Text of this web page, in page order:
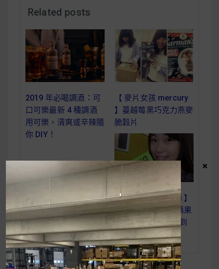
Related posts
2019 年必喝調酒：可
口可樂最新 4 種調酒
用可樂，清爽或辛辣隨
你 DIY！
【 麥片女孩 mercury
】蔓越莓黑巧克力燕麥
脆穀片
【 麥片女孩 yuansi 】
Rude Health 蜂蜜蘋果
燕麥片 嚐過一口得到
好生活
×